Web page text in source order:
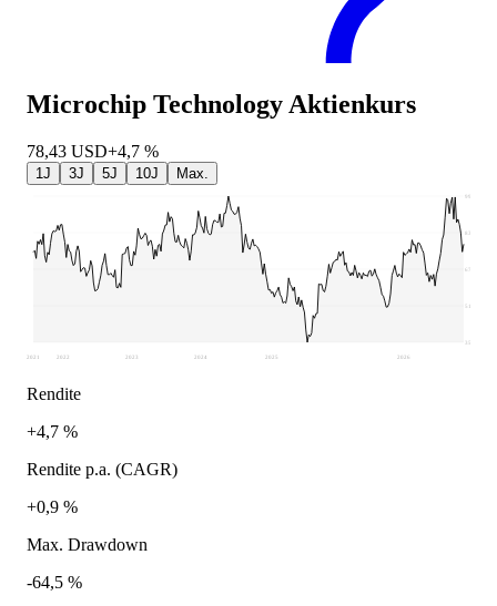
Microchip Technology Aktienkurs
78,43 USD+4,7 %
1J 3J 5J 10J Max.
35,34
51,38
67,41
83,45
99,49
2021 2022 2023 2024 2025 2026
Rendite
+4,7 %
Rendite p.a. (CAGR)
+0,9 %
Max. Drawdown
-64,5 %